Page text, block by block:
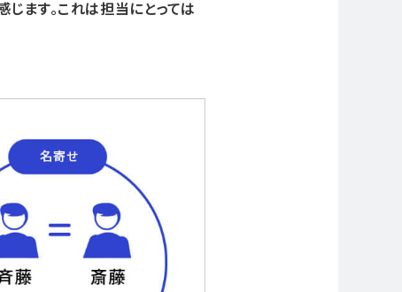
ます。これは担当にとっては